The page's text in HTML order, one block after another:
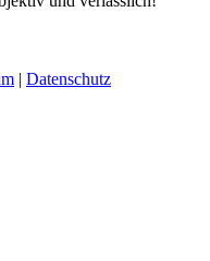
| Datenschutz